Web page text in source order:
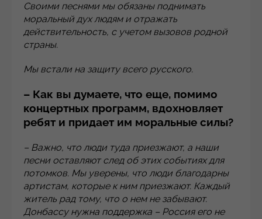
Своими песнями мы обязаны поднимать
моральный дух людям и отражать
действительность, с учетом вызовов родной
страны.
Мы встали на защиту всего русского.
– Как вы думаете, что еще, помимо
концертных программ, вдохновляет
ребят и придает им моральные силы?
– Важно, что люди туда приезжают, а наши
песни оставляют след об этих событиях для
потомков. Мы уверены, что люди благодарны
артистам, которые к ним приезжают. Каждый
житель рад тому, что о нем не забывают.
Донбассу нужна поддержка – Россия его не